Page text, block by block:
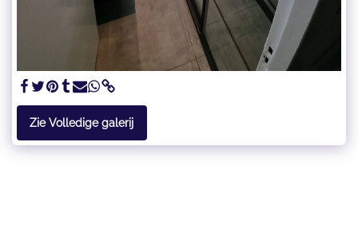
Zie Volledige galerij